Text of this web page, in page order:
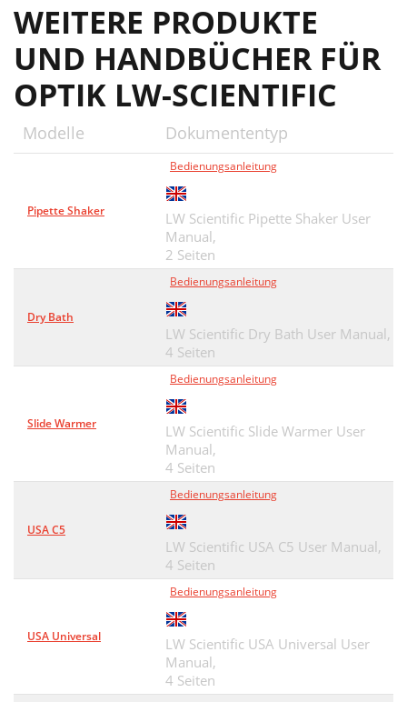
WEITERE PRODUKTE
UND HANDBÜCHER FÜR
OPTIK LW-SCIENTIFIC
Modelle Dokumententyp
Pipette Shaker
Bedienungsanleitung
LW Scientific Pipette Shaker User
Manual,
2 Seiten
Dry Bath
Bedienungsanleitung
LW Scientific Dry Bath User Manual,
4 Seiten
Slide Warmer
Bedienungsanleitung
LW Scientific Slide Warmer User
Manual,
4 Seiten
USA C5
Bedienungsanleitung
LW Scientific USA C5 User Manual,
4 Seiten
USA Universal
Bedienungsanleitung
LW Scientific USA Universal User
Manual,
4 Seiten